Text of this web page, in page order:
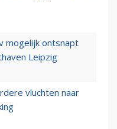
mogelijk ontsnapt
Leipzig
vluchten naar